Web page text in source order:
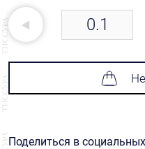
Поделиться в